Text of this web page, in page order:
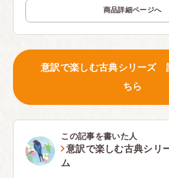
商品詳細ページへ
意訳で楽しむ古典シリーズ
ちら
この記事を書いた人
意訳で楽しむ古典シリ
ム